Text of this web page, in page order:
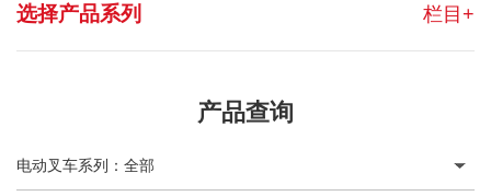
选择产品系列 栏目+
产品查询
电动叉车系列 ： 全部